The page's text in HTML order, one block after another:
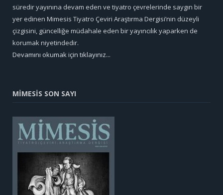
süredir yayınına devam eden ve tiyatro çevrelerinde saygın bir
yer edinen Mimesis Tiyatro Çeviri Araştırma Dergisi’nin düzeyli
çizgisini, güncelliğe müdahale eden bir yayıncılık yaparken de
korumak niyetindedir.
Devamını okumak için tıklayınız...
MİMESİS SON SAYI